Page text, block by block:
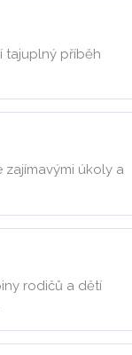
tajuplný příběh
zajímavými úkoly a
rodičů a dětí